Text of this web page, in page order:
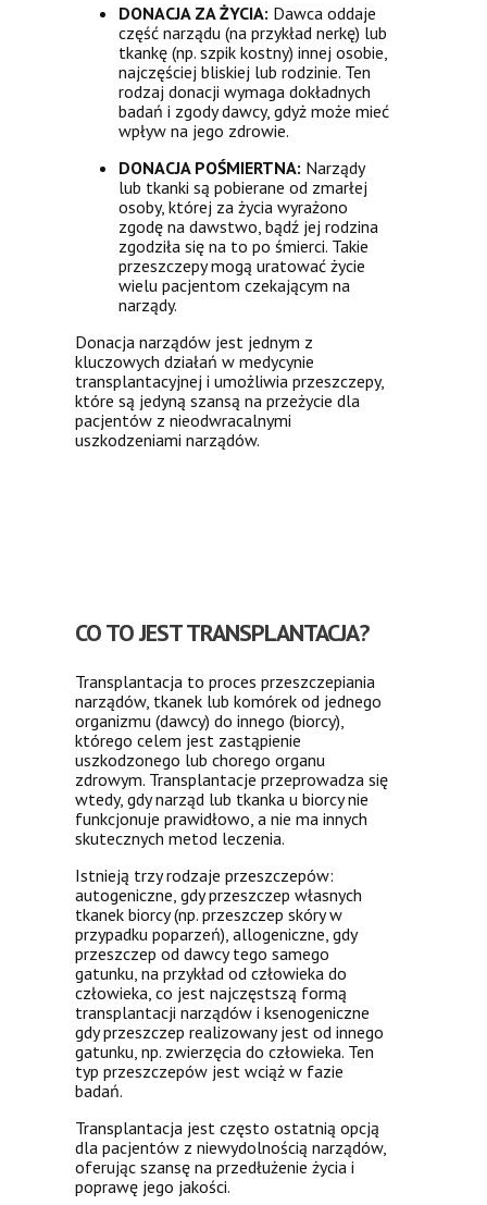
DONACJA ZA ŻYCIA: Dawca oddaje
część narządu (na przykład nerkę) lub
tkankę (np. szpik kostny) innej osobie,
najczęściej bliskiej lub rodzinie. Ten
rodzaj donacji wymaga dokładnych
badań i zgody dawcy, gdyż może mieć
wpływ na jego zdrowie.
DONACJA POŚMIERTNA: Narządy
lub tkanki są pobierane od zmarłej
osoby, której za życia wyrażono
zgodę na dawstwo, bądź jej rodzina
zgodziła się na to po śmierci. Takie
przeszczepy mogą uratować życie
wielu pacjentom czekającym na
narządy.
Donacja narządów jest jednym z
kluczowych działań w medycynie
transplantacyjnej i umożliwia przeszczepy,
które są jedyną szansą na przeżycie dla
pacjentów z nieodwracalnymi
uszkodzeniami narządów.
CO TO JEST TRANSPLANTACJA?
Transplantacja to proces przeszczepiania
narządów, tkanek lub komórek od jednego
organizmu (dawcy) do innego (biorcy),
którego celem jest zastąpienie
uszkodzonego lub chorego organu
zdrowym. Transplantacje przeprowadza się
wtedy, gdy narząd lub tkanka u biorcy nie
funkcjonuje prawidłowo, a nie ma innych
skutecznych metod leczenia.
Istnieją trzy rodzaje przeszczepów:
autogeniczne, gdy przeszczep własnych
tkanek biorcy (np. przeszczep skóry w
przypadku poparzeń), allogeniczne, gdy
przeszczep od dawcy tego samego
gatunku, na przykład od człowieka do
człowieka, co jest najczęstszą formą
transplantacji narządów i ksenogeniczne
gdy przeszczep realizowany jest od innego
gatunku, np. zwierzęcia do człowieka. Ten
typ przeszczepów jest wciąż w fazie
badań.
Transplantacja jest często ostatnią opcją
dla pacjentów z niewydolnością narządów,
oferując szansę na przedłużenie życia i
poprawę jego jakości.